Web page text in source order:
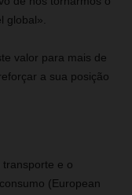
global».
valor para mais de
a sua posição
e o
(European